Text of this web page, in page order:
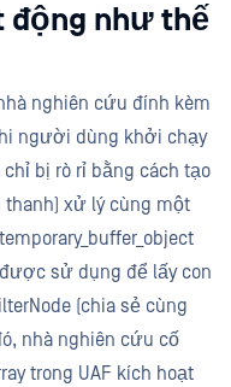
động như thế
nghiên cứu đính kèm
người dùng khởi chạy
bị rò rỉ bằng cách tạo
thanh) xử lý cùng một
được sử dụng để lấy con
(chia sẻ cùng
nhà nghiên cứu cố
trong UAF kích hoạt